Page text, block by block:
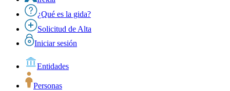
¿Qué es la gida?
Solicitud de Alta
Iniciar sesión
Entidades
Personas